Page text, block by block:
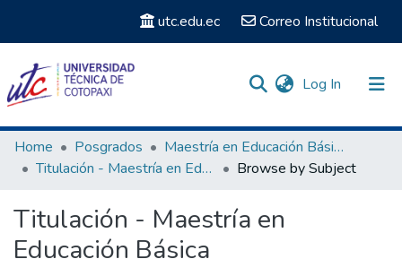
utc.edu.ec Correo Institucional
Log In (current)
Communities & Collections
Home Posgrados
Maestría en Educación Básica
Titulación - Maestría en Educación Básica
Browse by Subject
Titulación - Maestría en
Educación Básica